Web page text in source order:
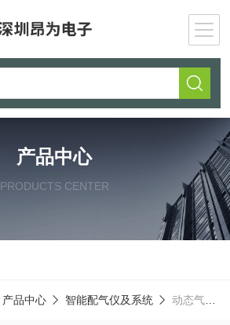
产品中心
PRODUCTS CENTER
产品中心 智能配气仪及系统 动态气体稀释仪AIOLOS